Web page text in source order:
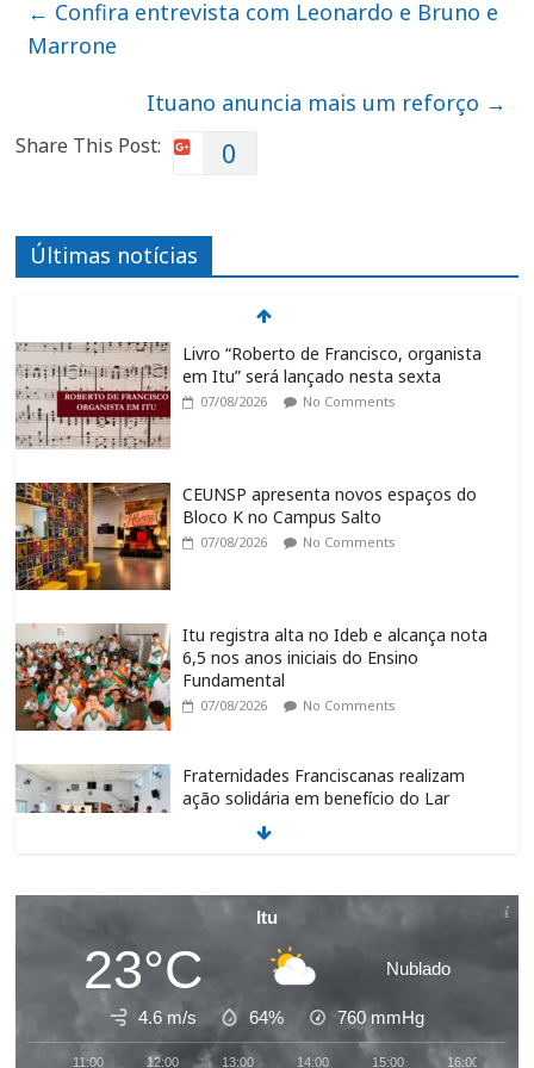
← Confira entrevista com Leonardo e Bruno e
Marrone
Ituano anuncia mais um reforço →
Share This Post: 0
Últimas notícias
Livro “Roberto de Francisco, organista
em Itu” será lançado nesta sexta
07/08/2026 No Comments
CEUNSP apresenta novos espaços do
Bloco K no Campus Salto
07/08/2026 No Comments
Itu registra alta no Ideb e alcança nota
6,5 nos anos iniciais do Ensino
Fundamental
07/08/2026 No Comments
Fraternidades Franciscanas realizam
ação solidária em benefício do Lar
Santo Inácio, em Itu
06/08/2026
CIS abre 10 vagas de estágio para
06/08/2026 No Comments
Requerimento para analisar suspeições
Itu
23°C Nublado
4.6 m/s 64% 760 mmHg
11:00 12:00 13:00 14:00 15:00 16:00